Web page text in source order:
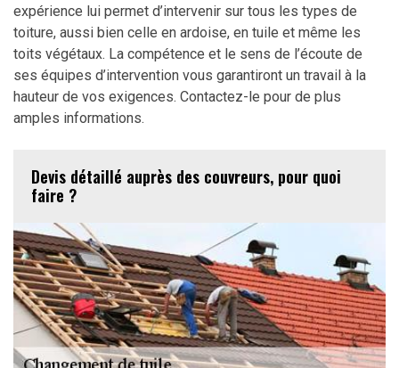
expérience lui permet d’intervenir sur tous les types de
toiture, aussi bien celle en ardoise, en tuile et même les
toits végétaux. La compétence et le sens de l’écoute de
ses équipes d’intervention vous garantiront un travail à la
hauteur de vos exigences. Contactez-le pour de plus
amples informations.
Devis détaillé auprès des couvreurs, pour quoi
faire ?